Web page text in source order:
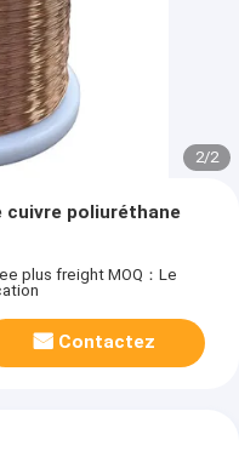
2/2
cuivre poliuréthane
plus freight MOQ：Le
Contactez